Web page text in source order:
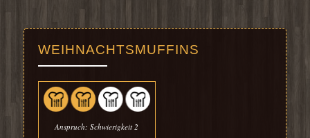
WEIHNACHTSMUFFINS
Anspruch: Schwierigkeit 2